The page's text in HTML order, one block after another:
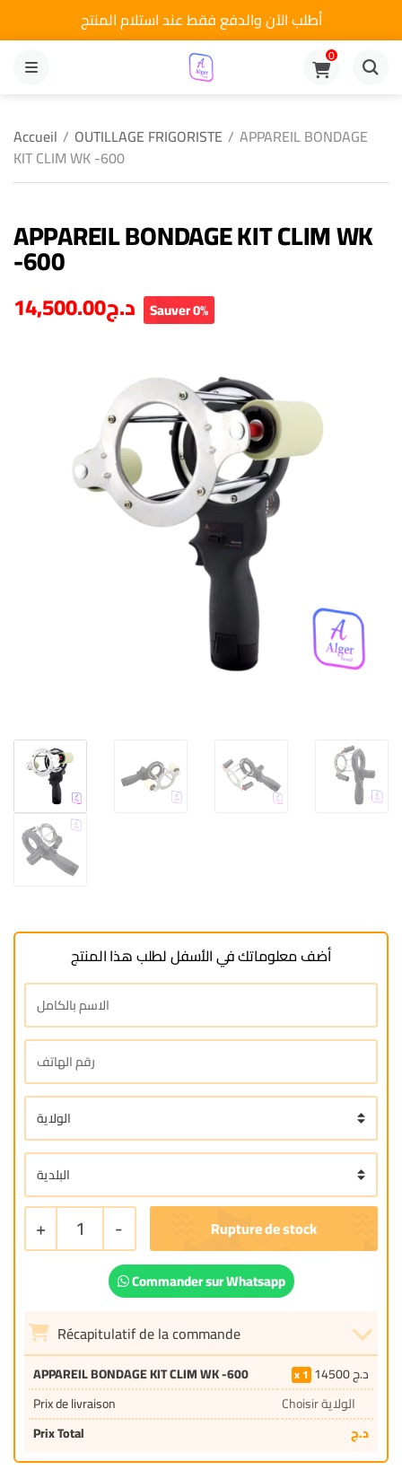
أطلب الآن والدفع فقط عند استلام المنتج
MENU
0
Accueil / OUTILLAGE FRIGORISTE / APPAREIL BONDAGE
KIT CLIM WK -600
APPAREIL BONDAGE KIT CLIM WK
-600
د.ج14,500.00 Sauver 0%
أضف معلوماتك في الأسفل لطلب هذا المنتج
+ 1 -
Commander sur Whatsapp
Récapitulatif de la commande
APPAREIL BONDAGE KIT CLIM WK -600 1 14500د.ج
Prix de livraison
Choisir الولاية
Prix Total
د.ج